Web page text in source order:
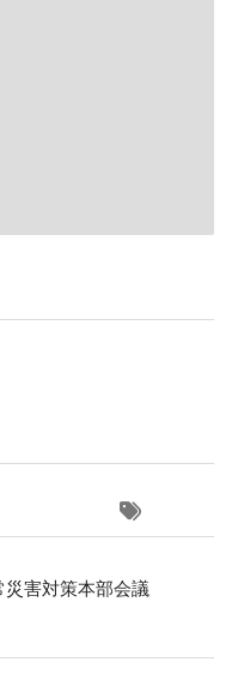
害対策本部会議